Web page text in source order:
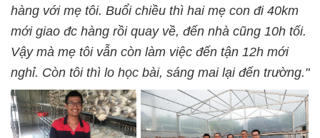
hàng với mẹ tôi. Buổi chiều thì hai mẹ con đi 40km
mới giao đc hàng rồi quay về, đến nhà cũng 10h tối.
Vậy mà mẹ tôi vẫn còn làm việc đến tận 12h mới
nghỉ. Còn tôi thì lo học bài, sáng mai lại đến trường."